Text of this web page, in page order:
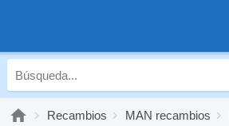
Recambios MAN recambios